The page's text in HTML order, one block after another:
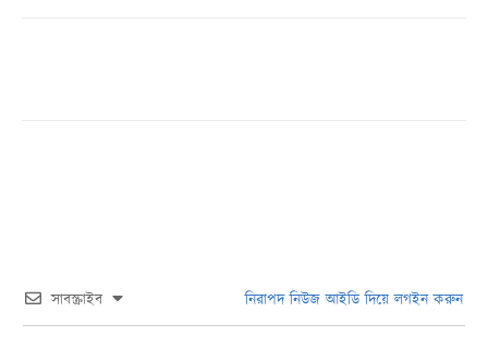
সাবস্ক্রাইব নিরাপদ নিউজ আইডি দিয়ে লগইন করুন